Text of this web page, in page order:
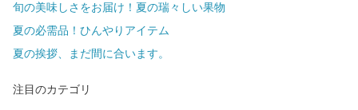
旬の美味しさをお届け！夏の瑞々しい果物
夏の必需品！ひんやりアイテム
夏の挨拶、まだ間に合います。
注目のカテゴリ